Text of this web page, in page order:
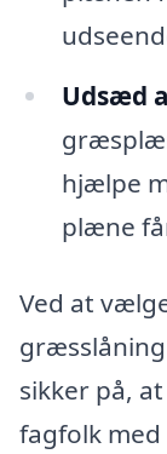
Udsæd
hjælpe
plæne
Ved at
sikker på,
fagfolk